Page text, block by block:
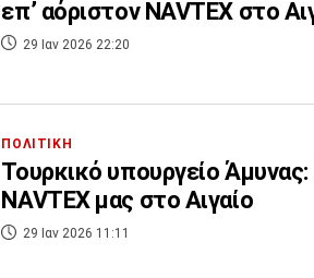
επ’ αόριστον NAVTEX στο
29 Ιαν 2026 22:20
ΠΟΛΙΤΙΚΗ
Τουρκικό υπουργείο Άμυνας:
NAVTEX μας στο Αιγαίο
29 Ιαν 2026 11:11